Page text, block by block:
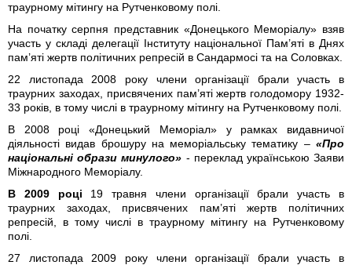
траурному мітингу на Рутченковому полі.
На початку серпня представник «Донецького Меморіалу» взяв
участь у складі делегації Інституту національної Пам’яті в Днях
пам’яті жертв політичних репресій в Сандармосі та на Соловках.
22 листопада 2008 року члени організації брали участь в
траурних заходах, присвячених пам’яті жертв голодомору 1932-
33 років, в тому числі в траурному мітингу на Рутченковому полі.
В 2008 році «Донецький Меморіал» у рамках видавничої
діяльності видав брошуру на меморіальську тематику – «Про
національні образи минулого» - переклад українською Заяви
Міжнародного Меморіалу.
В 2009 році 19 травня члени організації брали участь в
траурних заходах, присвячених пам’яті жертв політичних
репресій, в тому числі в траурному мітингу на Рутченковому
полі.
27 листопада 2009 року члени організації брали участь в